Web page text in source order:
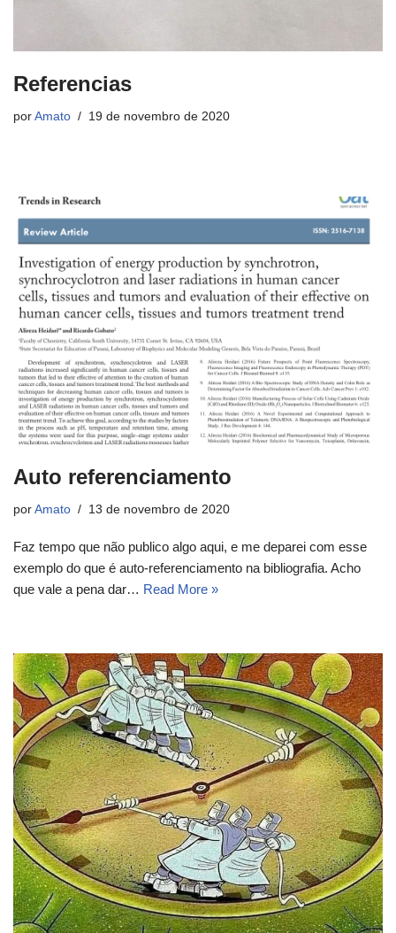
Referencias
por Amato 19 de novembro de 2020
Auto referenciamento
por Amato 13 de novembro de 2020
Faz tempo que não publico algo aqui, e me deparei com esse
exemplo do que é auto-referenciamento na bibliografia. Acho
que vale a pena dar… Read More »